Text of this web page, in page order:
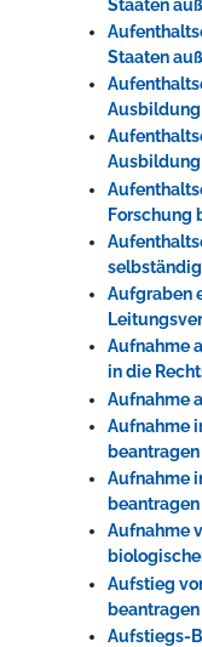
Staaten
Staaten
Forschung
Aufgraben
Aufnahme
in die
Aufnahme
Aufnahme
beantragen
Aufnahme
beantragen
Aufnahme
Aufstieg
beantragen
Aufstiegs-